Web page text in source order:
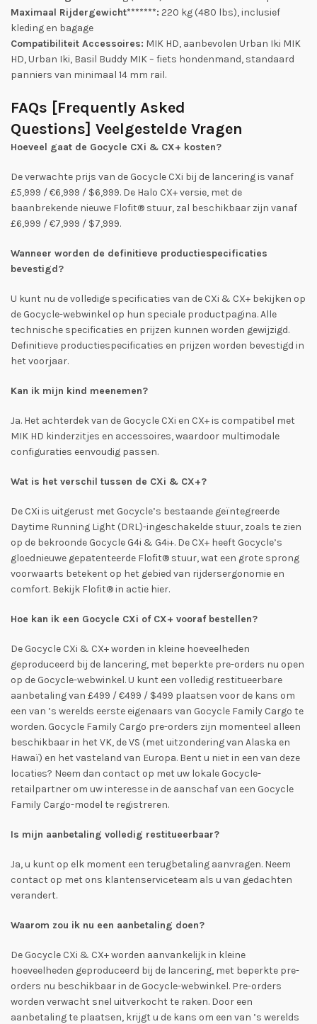
Maximaal Rijdergewicht*******: 220 kg (480 lbs), inclusief
kleding en bagage
Compatibiliteit Accessoires: MIK HD, aanbevolen Urban Iki MIK
HD, Urban Iki, Basil Buddy MIK – fiets hondenmand, standaard
panniers van minimaal 14 mm rail.
FAQs [Frequently Asked
Questions] Veelgestelde Vragen
Hoeveel gaat de Gocycle CXi & CX+ kosten?
De verwachte prijs van de Gocycle CXi bij de lancering is vanaf
£5,999 / €6,999 / $6,999. De Halo CX+ versie, met de
baanbrekende nieuwe Flofit® stuur, zal beschikbaar zijn vanaf
£6,999 / €7,999 / $7,999.
Wanneer worden de definitieve productiespecificaties
bevestigd?
U kunt nu de volledige specificaties van de CXi & CX+ bekijken op
de Gocycle-webwinkel op hun speciale productpagina. Alle
technische specificaties en prijzen kunnen worden gewijzigd.
Definitieve productiespecificaties en prijzen worden bevestigd in
het voorjaar.
Kan ik mijn kind meenemen?
Ja. Het achterdek van de Gocycle CXi en CX+ is compatibel met
MIK HD kinderzitjes en accessoires, waardoor multimodale
configuraties eenvoudig passen.
Wat is het verschil tussen de CXi & CX+?
De CXi is uitgerust met Gocycle’s bestaande geïntegreerde
Daytime Running Light (DRL)-ingeschakelde stuur, zoals te zien
op de bekroonde Gocycle G4i & G4i+. De CX+ heeft Gocycle’s
gloednieuwe gepatenteerde Flofit® stuur, wat een grote sprong
voorwaarts betekent op het gebied van rijdersergonomie en
comfort. Bekijk Flofit® in actie hier.
Hoe kan ik een Gocycle CXi of CX+ vooraf bestellen?
De Gocycle CXi & CX+ worden in kleine hoeveelheden
geproduceerd bij de lancering, met beperkte pre-orders nu open
op de Gocycle-webwinkel. U kunt een volledig restitueerbare
aanbetaling van £499 / €499 / $499 plaatsen voor de kans om
een van ’s werelds eerste eigenaars van Gocycle Family Cargo te
worden. Gocycle Family Cargo pre-orders zijn momenteel alleen
beschikbaar in het VK, de VS (met uitzondering van Alaska en
Hawaï) en het vasteland van Europa. Bent u niet in een van deze
locaties? Neem dan contact op met uw lokale Gocycle-
retailpartner om uw interesse in de aanschaf van een Gocycle
Family Cargo-model te registreren.
Is mijn aanbetaling volledig restitueerbaar?
Ja, u kunt op elk moment een terugbetaling aanvragen. Neem
contact op met ons klantenserviceteam als u van gedachten
verandert.
Waarom zou ik nu een aanbetaling doen?
De Gocycle CXi & CX+ worden aanvankelijk in kleine
hoeveelheden geproduceerd bij de lancering, met beperkte pre-
orders nu beschikbaar in de Gocycle-webwinkel. Pre-orders
worden verwacht snel uitverkocht te raken. Door een
aanbetaling te plaatsen, krijgt u de kans om een van ’s werelds